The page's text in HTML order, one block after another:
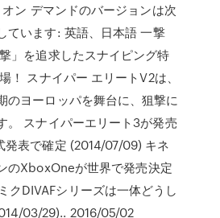
ン デマンドのバージョンは次
ています: 英語、日本語 一撃
」を追求したスナイピング特
！ スナイパー エリートV2は、
のヨーロッパを舞台に、狙撃に
。 スナイパーエリート3が発売
表で確定 (2014/07/09) キネ
のXboxOneが世界で発売決定
クDIVAFシリーズは一体どうし
03/29).. 2016/05/02